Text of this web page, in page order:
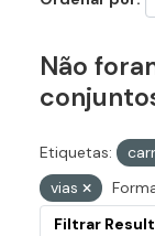
Não
Etiquetas:
vias
Filtrar